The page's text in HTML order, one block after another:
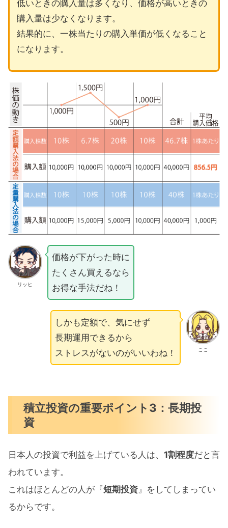
低いときの購入量は多くなり、価格が高いときの
購入量は少なくなります。
結果的に、一株当たりの購入単価が低くなること
になります。
リッヒ
価格が下がった時に
たくさん買えるなら
お得な手法だね！
ここ
しかも定額で、気にせず
長期運用できるから
ストレスがないのがいいわね！
積立投資の重要ポイント3：長期投
資
日本人の投資で利益を上げている人は、 1割程度だと言
われています。
これはほとんどの人が『短期投資』をしてしまってい
るからです。